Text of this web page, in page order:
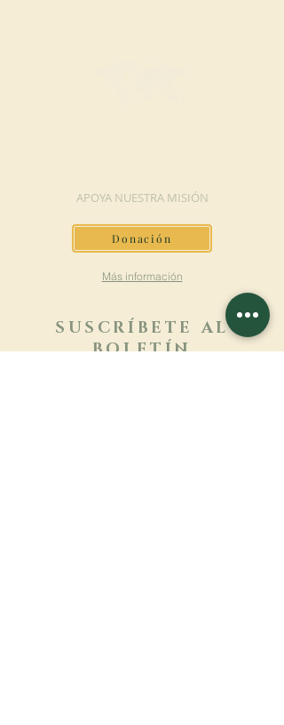
APOYA NUESTRA MISIÓN
Donación
Más información
SUSCRÍBETE AL
BOLETÍN